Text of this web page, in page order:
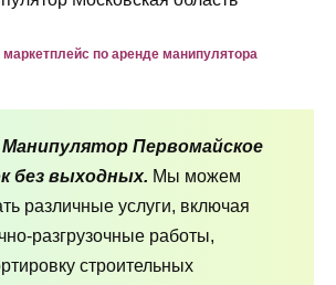
по аренде манипулятора
Манипулятор Первомайское
без выходных. Мы можем
различные услуги, включая
разгрузочные работы,
строительных